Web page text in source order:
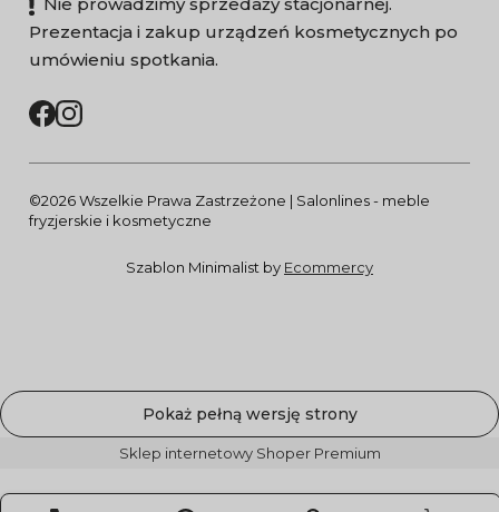
Prezentacja i zakup urządzeń kosmetycznych po
umówieniu spotkania.
©2026 Wszelkie Prawa Zastrzeżone | Salonlines - meble
fryzjerskie i kosmetyczne
Szablon Minimalist by Ecommercy
Pokaż pełną wersję strony
Sklep internetowy Shoper Premium